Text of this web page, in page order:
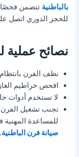
بالباطنية تتضمن فحصًا
للحجز الدوري اتصل
نصائح عملية
نظف الفرن
افحص خراطيم
لا تستخدم أدوات
تجنب تشغيل الفرن
للمساعدة
صيانة فرن الباطنية.